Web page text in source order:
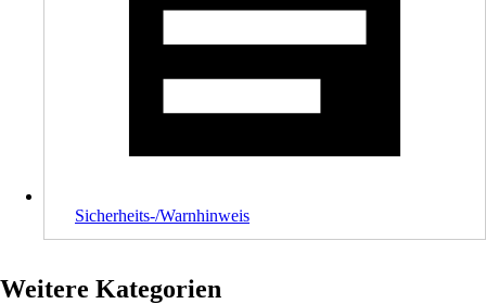
Sicherheits-/Warnhinweis
Weitere Kategorien